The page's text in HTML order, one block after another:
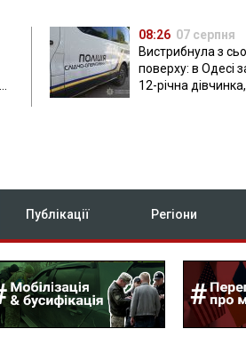
08:26 07 серпня
Вистрибнула з
поверху: в Одесі
12-річна
Публікації Регіони